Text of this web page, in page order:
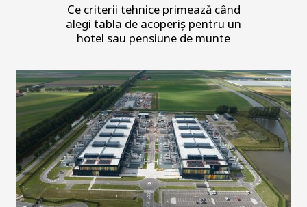
Ce criterii tehnice primează când
alegi tabla de acoperiș pentru un
hotel sau pensiune de munte